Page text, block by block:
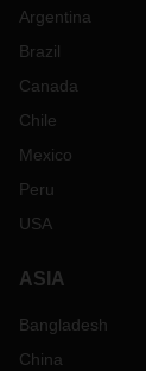
Argentina
Brazil
Canada
Chile
Mexico
Peru
USA
ASIA
Bangladesh
China